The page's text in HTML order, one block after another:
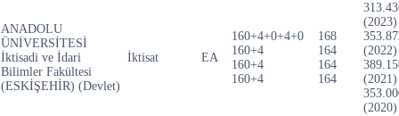
ANADOLU
ÜNİVERSİTESİ
İktisadi ve İdari
Bilimler Fakültesi
(ESKİŞEHİR) (Devlet)
İktisat EA
160+4+0+4+0
160+4
160+4
160+4
168
164
164
164
(2023)
(2022)
(2021)
(2020)